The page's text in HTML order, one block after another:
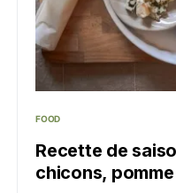
FOOD
Recette de
chicons,